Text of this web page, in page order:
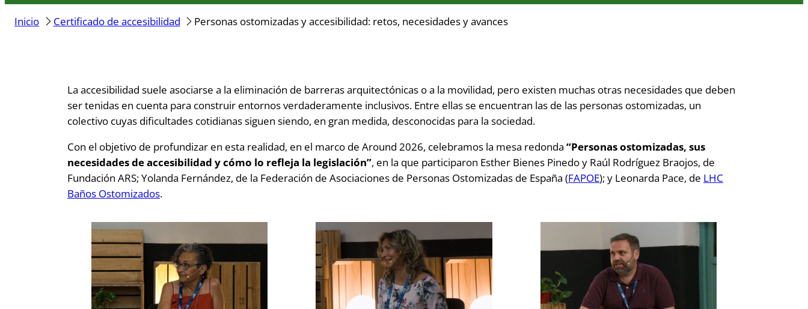
Inicio Certificado de accesibilidad Personas ostomizadas y accesibilidad: retos, necesidades y avances
La accesibilidad suele asociarse a la eliminación de barreras arquitectónicas o a la movilidad, pero existen muchas otras necesidades que deben
ser tenidas en cuenta para construir entornos verdaderamente inclusivos. Entre ellas se encuentran las de las personas ostomizadas, un
colectivo cuyas dificultades cotidianas siguen siendo, en gran medida, desconocidas para la sociedad.
Con el objetivo de profundizar en esta realidad, en el marco de Around 2026, celebramos la mesa redonda “Personas ostomizadas, sus
necesidades de accesibilidad y cómo lo refleja la legislación”, en la que participaron Esther Bienes Pinedo y Raúl Rodríguez Braojos, de
Fundación ARS; Yolanda Fernández, de la Federación de Asociaciones de Personas Ostomizadas de España (FAPOE); y Leonarda Pace, de LHC
Baños Ostomizados.